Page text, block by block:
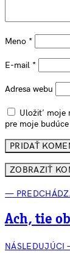
Meno *
E-mail *
Adresa webu
Uložiť moje
pre moje
ZOBRAZIŤ
—
Ach, tie